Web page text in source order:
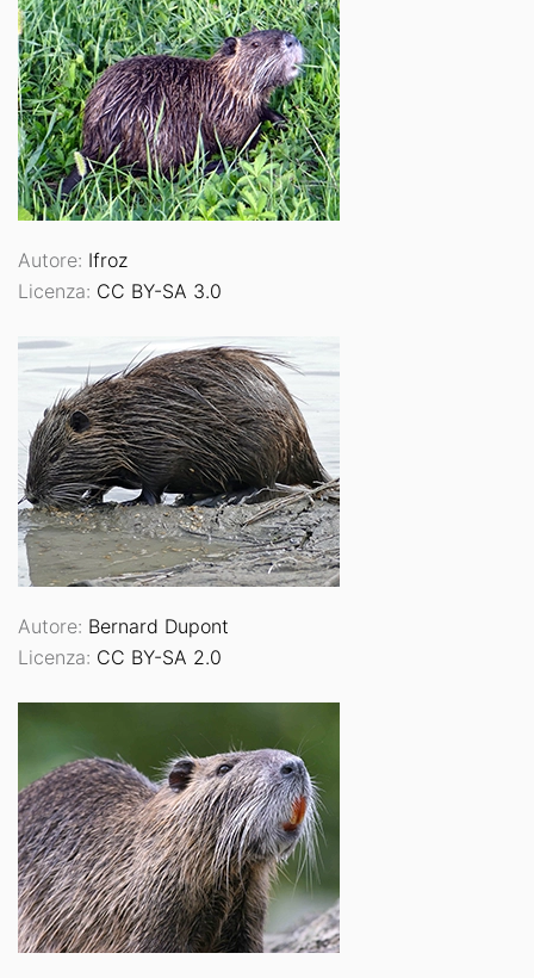
Autore: Ifroz
Licenza: CC BY-SA 3.0
Autore: Bernard Dupont
Licenza: CC BY-SA 2.0